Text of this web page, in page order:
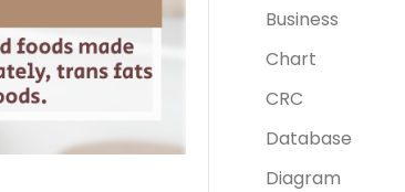
Business
Chart
CRC
Database
Diagram